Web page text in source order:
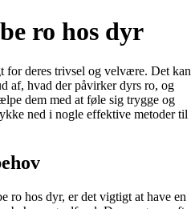
ro hos dyr
for deres trivsel og velvære. Det kan
af, hvad der påvirker dyrs ro, og
dem med at føle sig trygge og
ned i nogle effektive metoder til
ro hos dyr, er det vigtigt at have en